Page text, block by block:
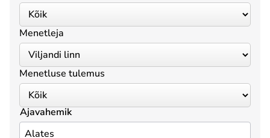
Menetleja
Menetluse tulemus
Ajavahemik
Alates